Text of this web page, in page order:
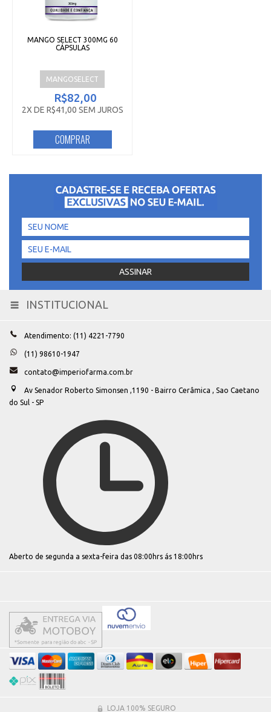
MANGO SELECT 300MG 60
CÁPSULAS
MANGOSELECT
R$82,00
2X DE R$41,00 SEM JUROS
COMPRAR
Toggle
INSTITUCIONAL
Atendimento: (11) 4221-7790
(11) 98610-1947
contato@imperiofarma.com.br
Av Senador Roberto Simonsen ,1190 - Bairro Cerâmica , Sao Caetano
do Sul - SP
Aberto de segunda a sexta-feira das 08:00hrs ás 18:00hrs
LOJA 100% SEGURO